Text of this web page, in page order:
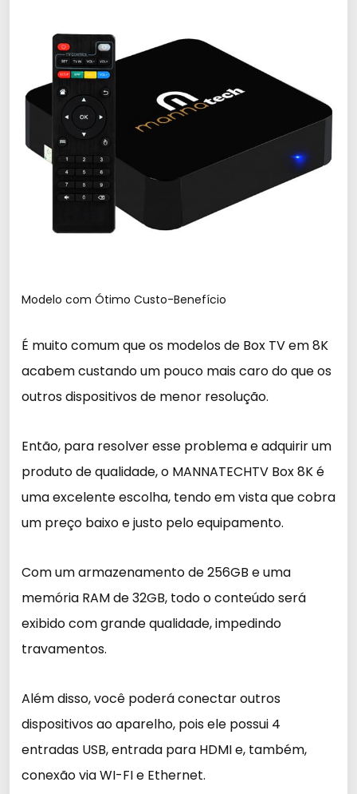
Modelo com Ótimo Custo-Benefício
É muito comum que os modelos de Box TV em 8K
acabem custando um pouco mais caro do que os
outros dispositivos de menor resolução.
Então, para resolver esse problema e adquirir um
produto de qualidade, o MANNATECHTV Box 8K é
uma excelente escolha, tendo em vista que cobra
um preço baixo e justo pelo equipamento.
Com um armazenamento de 256GB e uma
memória RAM de 32GB, todo o conteúdo será
exibido com grande qualidade, impedindo
travamentos.
Além disso, você poderá conectar outros
dispositivos ao aparelho, pois ele possui 4
entradas USB, entrada para HDMI e, também,
conexão via WI-FI e Ethernet.